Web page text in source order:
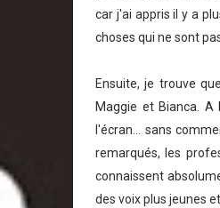
car j'ai appris il y a
choses qui ne sont
Ensuite, je trouve
Maggie et Bianca.
l'écran... sans
remarqués, les
connaissent
des voix plus jeunes